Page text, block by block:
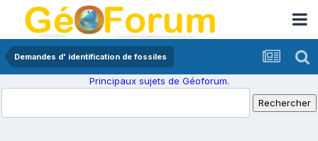
Demandes d' identification de fossiles
Principaux sujets de Géoforum.